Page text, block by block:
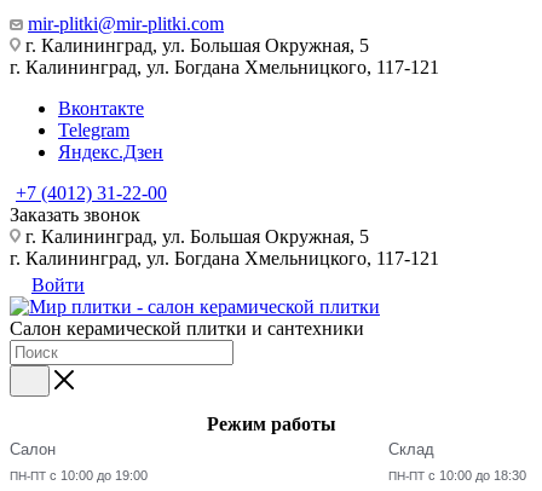
mir-plitki@mir-plitki.com
г. Калининград, ул. Большая Окружная, 5
г. Калининград, ул. Богдана Хмельницкого, 117-121
Вконтакте
Telegram
Яндекс.Дзен
+7 (4012) 31-22-00
Заказать звонок
г. Калининград, ул. Большая Окружная, 5
г. Калининград, ул. Богдана Хмельницкого, 117-121
Войти
Салон керамической плитки и сантехники
Режим работы
Салон
ПН-ПТ с 10:00 до 19:00
Склад
ПН-ПТ с 10:00 до 18:30